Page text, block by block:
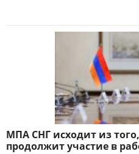
МПА СНГ исходит из
продолжит участие в